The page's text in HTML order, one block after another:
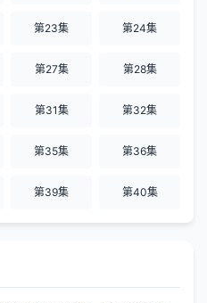
第23集 第24集
第27集 第28集
第31集 第32集
第35集 第36集
第39集 第40集